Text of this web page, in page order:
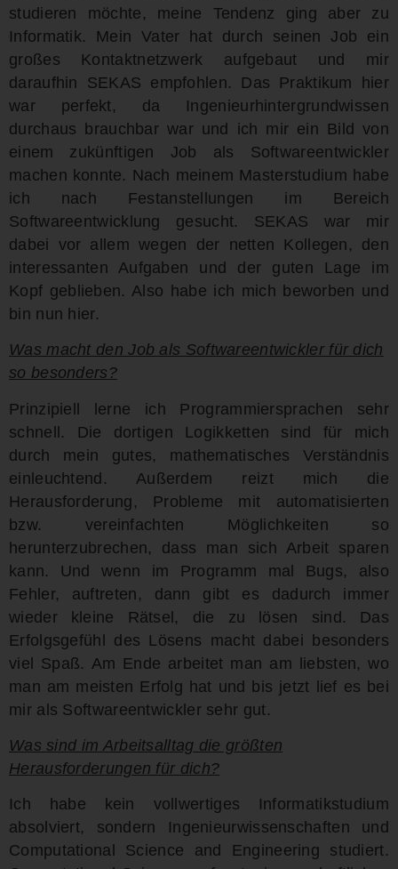
studieren möchte, meine Tendenz ging aber zu
Informatik. Mein Vater hat durch seinen Job ein
großes Kontaktnetzwerk aufgebaut und mir
daraufhin SEKAS empfohlen. Das Praktikum hier
war perfekt, da Ingenieurhintergrundwissen
durchaus brauchbar war und ich mir ein Bild von
einem zukünftigen Job als Softwareentwickler
machen konnte. Nach meinem Masterstudium habe
ich nach Festanstellungen im Bereich
Softwareentwicklung gesucht. SEKAS war mir
dabei vor allem wegen der netten Kollegen, den
interessanten Aufgaben und der guten Lage im
Kopf geblieben. Also habe ich mich beworben und
bin nun hier.
Was macht den Job als Softwareentwickler für dich
so besonders?
Prinzipiell lerne ich Programmiersprachen sehr
schnell. Die dortigen Logikketten sind für mich
durch mein gutes, mathematisches Verständnis
einleuchtend. Außerdem reizt mich die
Herausforderung, Probleme mit automatisierten
bzw. vereinfachten Möglichkeiten so
herunterzubrechen, dass man sich Arbeit sparen
kann. Und wenn im Programm mal Bugs, also
Fehler, auftreten, dann gibt es dadurch immer
wieder kleine Rätsel, die zu lösen sind. Das
Erfolgsgefühl des Lösens macht dabei besonders
viel Spaß. Am Ende arbeitet man am liebsten, wo
man am meisten Erfolg hat und bis jetzt lief es bei
mir als Softwareentwickler sehr gut.
Was sind im Arbeitsalltag die größten
Herausforderungen für dich?
Ich habe kein vollwertiges Informatikstudium
absolviert, sondern Ingenieurwissenschaften und
Computational Science and Engineering studiert.